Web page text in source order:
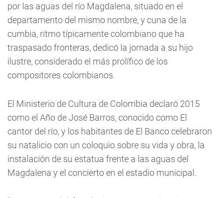
por las aguas del río Magdalena, situado en el
departamento del mismo nombre, y cuna de la
cumbia, ritmo típicamente colombiano que ha
traspasado fronteras, dedicó la jornada a su hijo
ilustre, considerado el más prolífico de los
compositores colombianos.
El Ministerio de Cultura de Colombia declaró 2015
como el Año de José Barros, conocido como El
cantor del río, y los habitantes de El Banco celebraron
su natalicio con un coloquio sobre su vida y obra, la
instalación de su estatua frente a las aguas del
Magdalena y el concierto en el estadio municipal.